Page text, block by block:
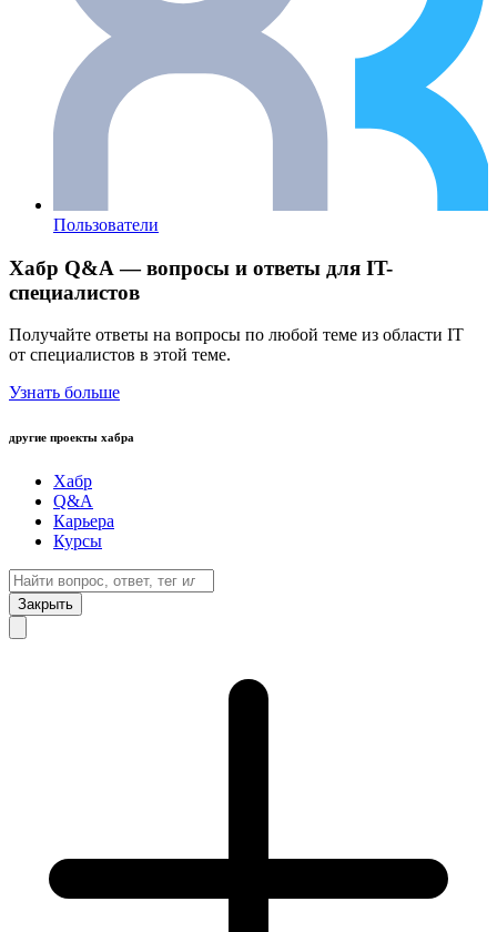
Пользователи
Хабр Q&A — вопросы и ответы для IT-
специалистов
Получайте ответы на вопросы по любой теме из области IT
от специалистов в этой теме.
Узнать больше
другие проекты хабра
Хабр
Q&A
Карьера
Курсы
Закрыть